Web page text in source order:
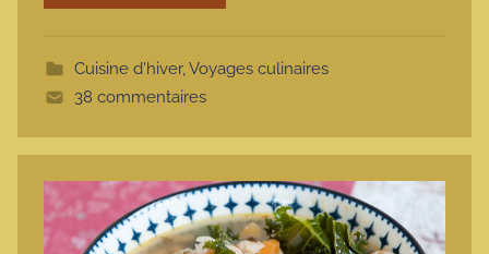
t
Cuisine d'hiver,Voyages culinaires
38 commentaires